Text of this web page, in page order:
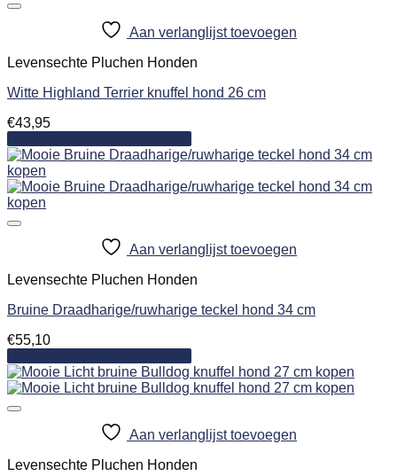
Aan verlanglijst toevoegen
Levensechte Pluchen Honden
Witte Highland Terrier knuffel hond 26 cm
€43,95
Aan verlanglijst toevoegen
Levensechte Pluchen Honden
Bruine Draadharige/ruwharige teckel hond 34 cm
€55,10
Aan verlanglijst toevoegen
Levensechte Pluchen Honden